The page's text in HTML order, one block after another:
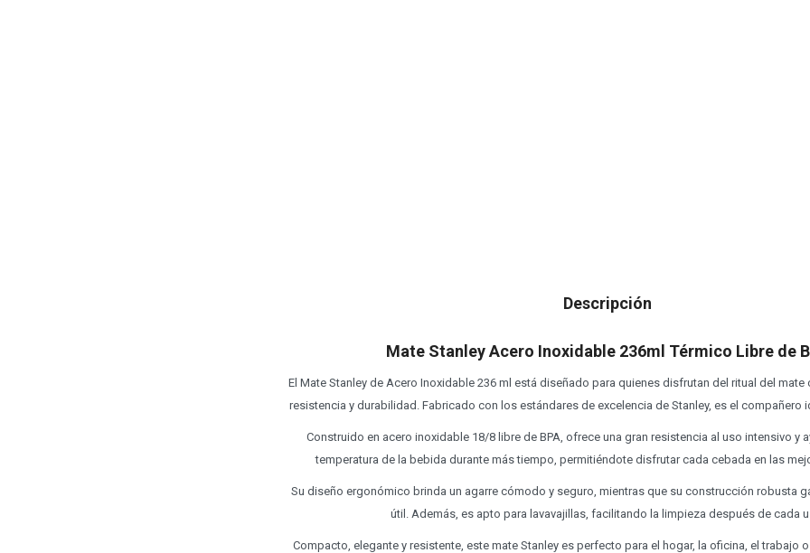
Descripción
Mate Stanley Acero Inoxidable 236ml Térmico Libre de
El Mate Stanley de Acero Inoxidable 236 ml está diseñado para quienes disfrutan del ritual del mate
resistencia y durabilidad. Fabricado con los estándares de excelencia de Stanley, es el compañero
Construido en acero inoxidable 18/8 libre de BPA, ofrece una gran resistencia al uso intensivo y
temperatura de la bebida durante más tiempo, permitiéndote disfrutar cada cebada en las
Su diseño ergonómico brinda un agarre cómodo y seguro, mientras que su construcción robusta
útil. Además, es apto para lavavajillas, facilitando la limpieza después de cada
Compacto, elegante y resistente, este mate Stanley es perfecto para el hogar, la oficina, el trabajo